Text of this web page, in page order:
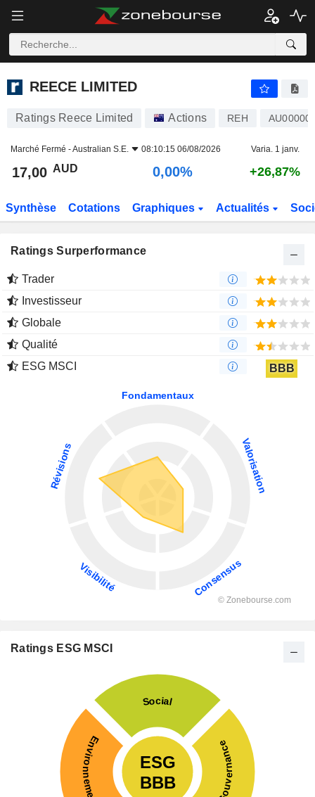
REECE LIMITED
REECE LIMITED
Ratings Reece Limited Actions REH
Marché Fermé -Australian S.E. 08:10:15 06/08/2026 Varia. 1 janv.
17,00 AUD 0,00% +26,87%
Synthèse Cotations Graphiques Actualités
Ratings Surperformance
Trader
Investisseur
Globale
Qualité
ESG MSCI
BBB
Ratings ESG MSCI